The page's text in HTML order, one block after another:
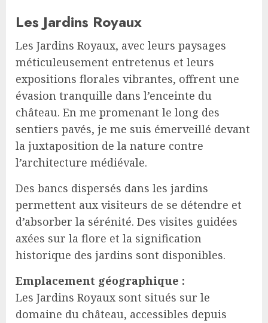
Les Jardins Royaux
Les Jardins Royaux, avec leurs paysages
méticuleusement entretenus et leurs
expositions florales vibrantes, offrent une
évasion tranquille dans l’enceinte du
château. En me promenant le long des
sentiers pavés, je me suis émerveillé devant
la juxtaposition de la nature contre
l’architecture médiévale.
Des bancs dispersés dans les jardins
permettent aux visiteurs de se détendre et
d’absorber la sérénité. Des visites guidées
axées sur la flore et la signification
historique des jardins sont disponibles.
Emplacement géographique :
Les Jardins Royaux sont situés sur le
domaine du château, accessibles depuis